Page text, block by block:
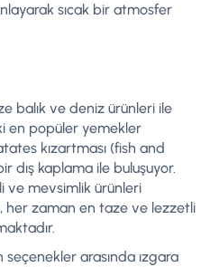
sıcak bir atmosfer
balık ve deniz ürünleri ile
en popüler yemekler
kızartması (fish and
dış kaplama ile buluşuyor.
ve mevsimlik ürünleri
her zaman en taze ve lezzetli
arasında ızgara